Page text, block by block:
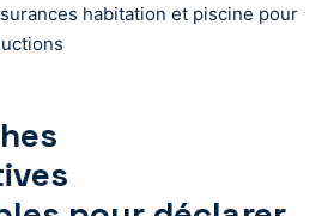
habitation et piscine pour